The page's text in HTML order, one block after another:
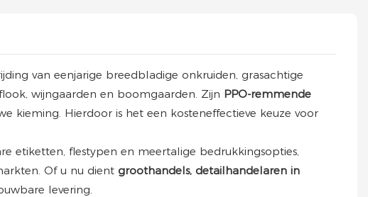
van eenjarige breedbladige onkruiden, grasachtige
wijngaarden en boomgaarden. Zijn PPO-remmende
kieming. Hierdoor is het een kosteneffectieve keuze voor
etiketten, flestypen en meertalige bedrukkingsopties,
Of u nu dient groothandels, detailhandelaren in
levering.